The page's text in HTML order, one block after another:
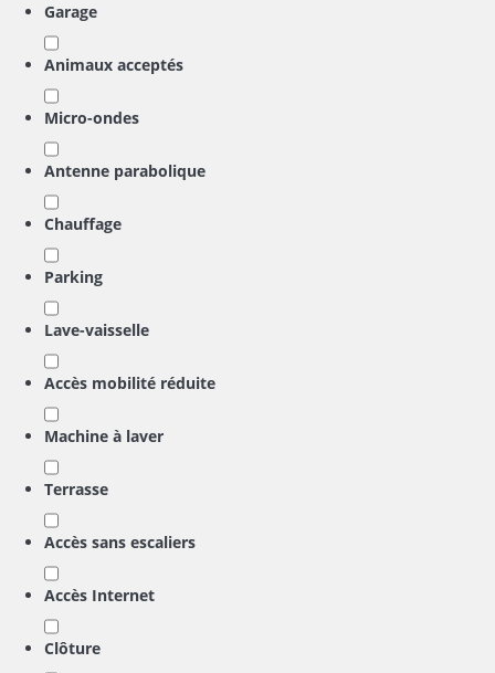
Garage
Animaux acceptés
Micro-ondes
Antenne parabolique
Chauffage
Parking
Lave-vaisselle
Accès mobilité réduite
Machine à laver
Terrasse
Accès sans escaliers
Accès Internet
Clôture